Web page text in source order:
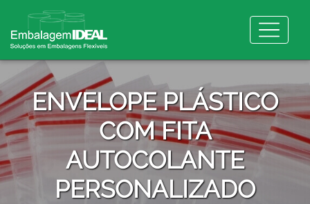
ENVELOPE PLÁSTICO
COM FITA
AUTOCOLANTE
PERSONALIZADO